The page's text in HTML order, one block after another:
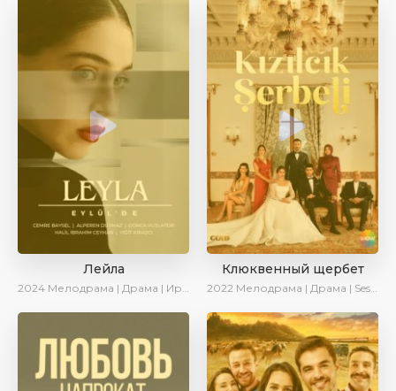
Лейла
2024 Мелодрама | Драма | Ирина Котова | AveTurk | AlisaDirilis | Сериалы 2024
Клюквенный щербет
2022 Мелодрама | Драма | SesDizi